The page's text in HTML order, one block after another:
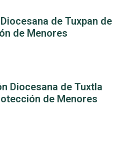
de Tuxpan de
de Menores
Diocesana de Tuxtla
de Menores